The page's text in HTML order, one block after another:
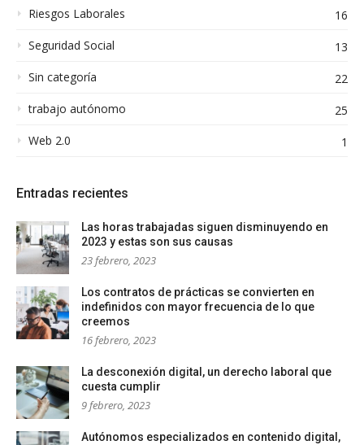
Riesgos Laborales
16
Seguridad Social
13
Sin categoría
22
trabajo autónomo
25
Web 2.0
1
Entradas recientes
Las horas trabajadas siguen disminuyendo en
2023 y estas son sus causas
23 febrero, 2023
Los contratos de prácticas se convierten en
indefinidos con mayor frecuencia de lo que
creemos
16 febrero, 2023
La desconexión digital, un derecho laboral que
cuesta cumplir
9 febrero, 2023
Autónomos especializados en contenido digital,